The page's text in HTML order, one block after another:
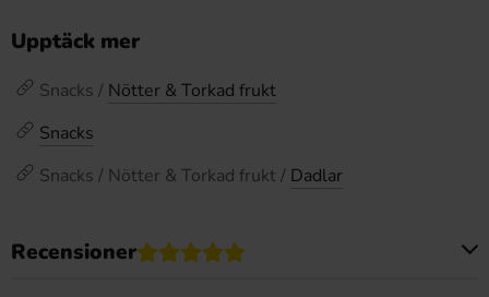
Upptäck mer
Snacks / Nötter & Torkad frukt
Snacks
Snacks / Nötter & Torkad frukt / Dadlar
Recensioner